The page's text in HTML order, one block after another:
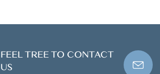
FEEL TREE TO CONTACT
US